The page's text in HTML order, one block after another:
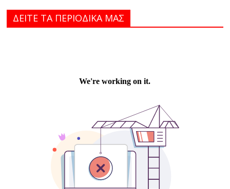
ΔΕΙΤΕ ΤΑ ΠΕΡΙΟΔΙΚΑ MAΣ